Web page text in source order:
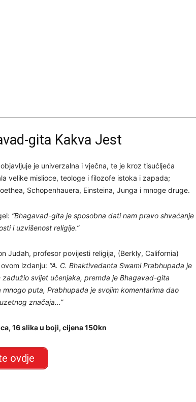
gita Kakva Jest
je univerzalna i vječna, te je kroz tisućljeća
velike mislioce, teologe i filozofe istoka i zapada;
Schopenhauera, Einsteina, Junga i mnoge druge.
“Bhagavad-gita je sposobna dati nam pravo shvaćanje
i uzvišenost religije.”
Judah, profesor povijesti religija, (Berkly, California)
izdanju: “A. C. Bhaktivedanta Swami Prabhupada je
zadužio svijet učenjaka, premda je Bhagavad-gita
mnogo puta, Prabhupada je svojim komentarima dao
značaja…”
16 slika u boji, cijena 150kn
ovdje